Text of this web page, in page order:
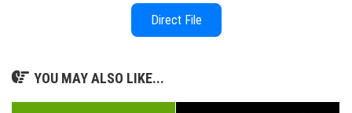
Direct File
YOU MAY ALSO LIKE...